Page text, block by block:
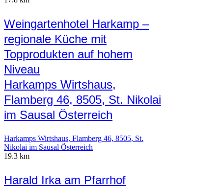
Weingartenhotel Harkamp –
regionale Küche mit
Topprodukten auf hohem
Niveau
Harkamps Wirtshaus,
Flamberg 46, 8505, St. Nikolai
im Sausal Österreich
Harkamps Wirtshaus, Flamberg 46, 8505, St.
Nikolai im Sausal Österreich
19.3 km
Harald Irka am Pfarrhof